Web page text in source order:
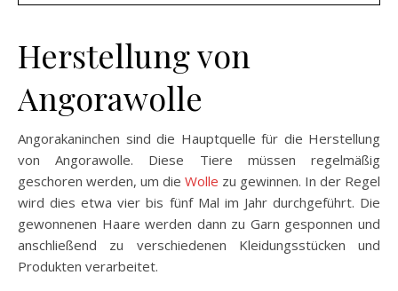
Herstellung von
Angorawolle
Angorakaninchen sind die Hauptquelle für die Herstellung
von Angorawolle. Diese Tiere müssen regelmäßig
geschoren werden, um die Wolle zu gewinnen. In der Regel
wird dies etwa vier bis fünf Mal im Jahr durchgeführt. Die
gewonnenen Haare werden dann zu Garn gesponnen und
anschließend zu verschiedenen Kleidungsstücken und
Produkten verarbeitet.